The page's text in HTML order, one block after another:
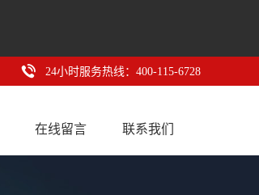
24小时服务热线：400-115-6728
在线留言 联系我们